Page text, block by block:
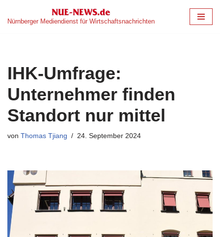
Zum
Nürnberger Mediendienst für Wirtschaftsnachrichten
IHK-Umfrage:
Unternehmer finden
Standort nur mittel
von Thomas Tjiang 24. September 2024